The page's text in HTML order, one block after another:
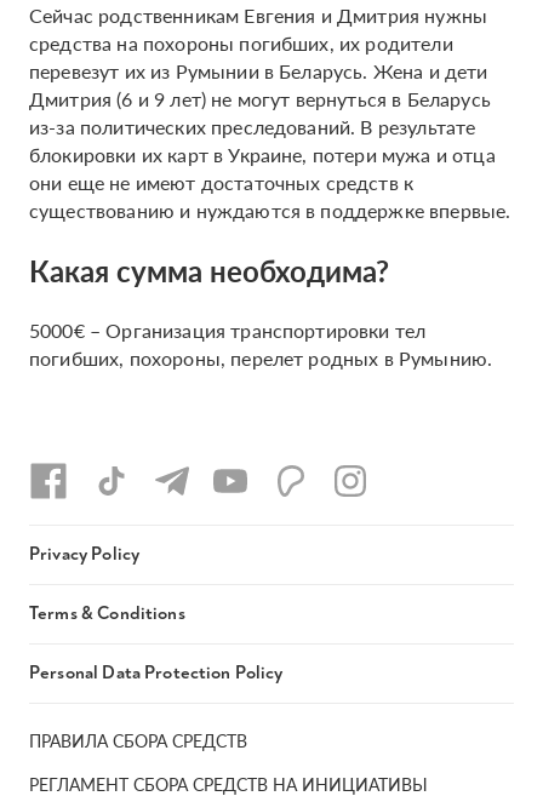
Сейчас родственникам Евгения и Дмитрия нужны
средства на похороны погибших, их родители
перевезут их из Румынии в Беларусь. Жена и дети
Дмитрия (6 и 9 лет) не могут вернуться в Беларусь
из-за политических преследований. В результате
блокировки их карт в Украине, потери мужа и отца
они еще не имеют достаточных средств к
существованию и нуждаются в поддержке впервые.
Какая сумма необходима?
5000€ – Организация транспортировки тел
погибших, похороны, перелет родных в Румынию.
ПРАВИЛА СБОРА СРЕДСТВ
РЕГЛАМЕНТ СБОРА СРЕДСТВ НА ИНИЦИАТИВЫ
Privacy Policy
Terms & Conditions
Personal Data Protection Policy